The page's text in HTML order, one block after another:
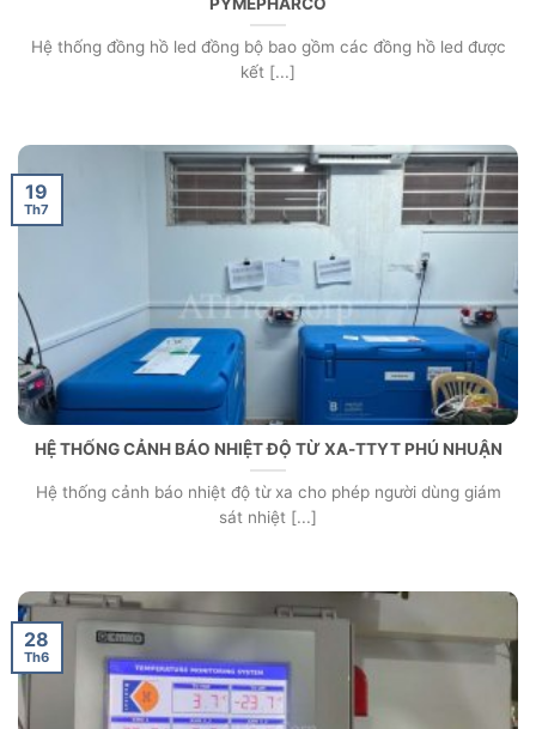
Hệ thống đồng hồ led đồng bộ bao gồm các đồng hồ led được
kết [...]
HỆ THỐNG CẢNH BÁO NHIỆT ĐỘ TỪ XA-TTYT PHÚ NHUẬN
Hệ thống cảnh báo nhiệt độ từ xa cho phép người dùng giám
sát nhiệt [...]
19
Th7
28
Th6